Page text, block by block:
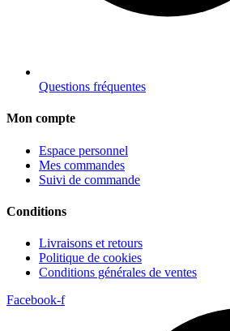
Questions fréquentes
Mon compte
Espace personnel
Mes commandes
Suivi de commande
Conditions
Livraisons et retours
Politique de cookies
Conditions générales de ventes
Facebook-f